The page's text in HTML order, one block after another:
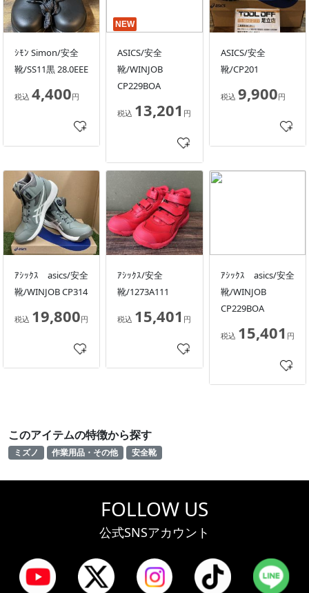
ｼﾓﾝ Simon/安全
靴/SS11黒 28.0EEE
税込 4,400円
NEW
ASICS/安全
靴/WINJOB
CP229BOA
税込 13,201 円
ASICS/安全
靴/CP201
税込 9,900円
ｱｼｯｸｽ asics/安全
靴/WINJOB CP314
税込 19,800円
ｱｼｯｸｽ/安全
靴/1273A111
税込 15,401 円
ｱｼｯｸｽ asics/安全
靴/WINJOB
CP229BOA
税込 15,401 円
このアイテムの特徴から探す
ミズノ 作業用品・その他 安全靴
FOLLOW US
公式SNSアカウント